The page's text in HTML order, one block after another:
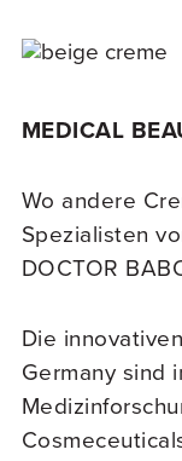
MEDICAL
Wo andere
Spezialisten
DOCTOR
Die
Germany sind